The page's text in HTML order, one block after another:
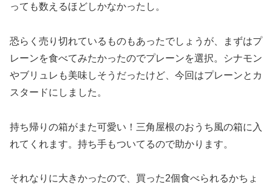
っても数えるほどしかなかったし。
恐らく売り切れているものもあったでしょうが、まずはプ
レーンを食べてみたかったのでプレーンを選択。シナモン
やブリュレも美味しそうだったけど、今回はプレーンとカ
スタードにしました。
持ち帰りの箱がまた可愛い！三角屋根のおうち風の箱に入
れてくれます。持ち手もついてるので助かります。
それなりに大きかったので、買った2個食べられるかちょ